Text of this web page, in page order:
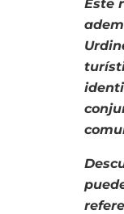
Este